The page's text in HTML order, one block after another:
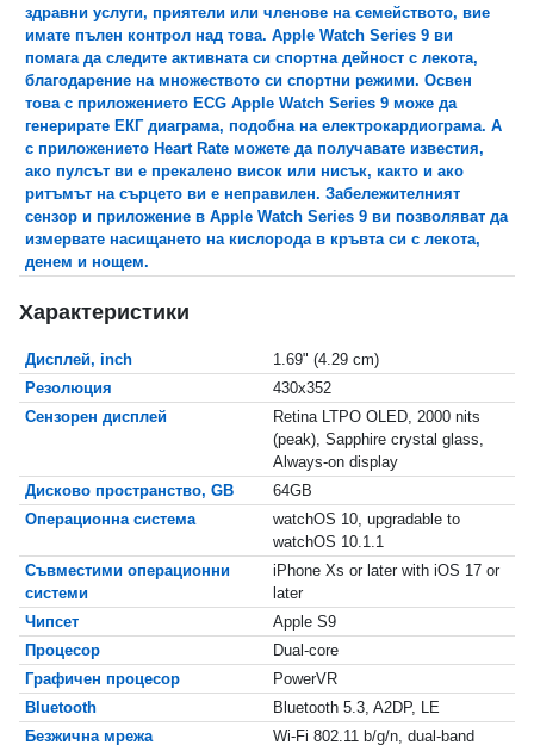
здравни услуги, приятели или членове на семейството, вие
имате пълен контрол над това. Apple Watch Series 9 ви
помага да следите активната си спортна дейност с лекота,
благодарение на множеството си спортни режими. Освен
това с приложението ECG Apple Watch Series 9 може да
генерирате ЕКГ диаграма, подобна на електрокардиограма. А
с приложението Heart Rate можете да получавате известия,
ако пулсът ви е прекалено висок или нисък, както и ако
ритъмът на сърцето ви е неправилен. Забележителният
сензор и приложение в Apple Watch Series 9 ви позволяват да
измервате насищането на кислорода в кръвта си с лекота,
денем и нощем.
Характеристики
Дисплей, inch
1.69" (4.29 cm)
Резолюция
430x352
Сензорен дисплей
Retina LTPO OLED, 2000 nits
(peak), Sapphire crystal glass,
Always-on display
Дисково пространство, GB
64GB
Операционна система
watchOS 10, upgradable to
watchOS 10.1.1
Съвместими операционни
системи
iPhone Xs or later with iOS 17 or
later
Чипсет
Apple S9
Процесор
Dual-core
Графичен процесор
PowerVR
Bluetooth
Bluetooth 5.3, A2DP, LE
Безжична мрежа
Wi-Fi 802.11 b/g/n, dual-band